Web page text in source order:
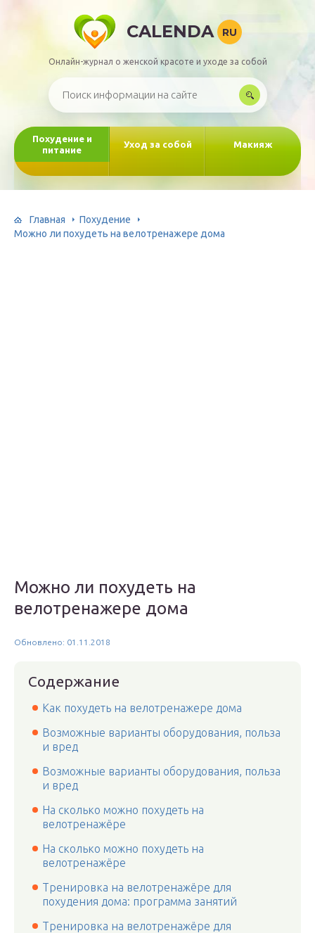
CALENDA RU
Онлайн-журнал о женской красоте и уходе за собой
Похудение и
питание
Уход за собой Макияж
Главная
Похудение
Можно ли похудеть на велотренажере дома
Можно ли похудеть на
велотренажере дома
Обновлено: 01.11.2018
Содержание
Как похудеть на велотренажере дома
Возможные варианты оборудования, польза
и вред
Возможные варианты оборудования, польза
и вред
На сколько можно похудеть на
велотренажёре
На сколько можно похудеть на
велотренажёре
Тренировка на велотренажёре для
похудения дома: программа занятий
Тренировка на велотренажёре для